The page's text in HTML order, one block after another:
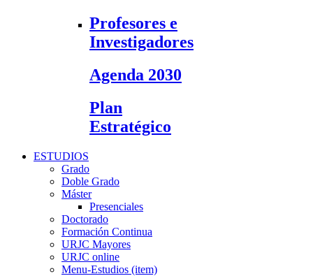
Profesores e
Investigadores
Agenda 2030
Plan
Estratégico
ESTUDIOS
Grado
Doble Grado
Máster
Presenciales
Doctorado
Formación Continua
URJC Mayores
URJC online
Menu-Estudios (item)